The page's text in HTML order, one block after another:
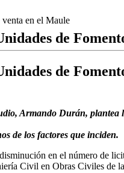
en el Maule
de
Armando Durán, plantea
de los factores que inciden.
en el número de
Civil en Obras Civiles de